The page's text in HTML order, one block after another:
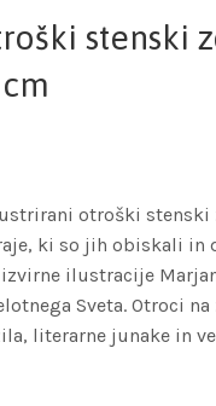
otroški stenski
ki so jih obiskali in
ilustracije
Sveta. Otroci
literarne junake in